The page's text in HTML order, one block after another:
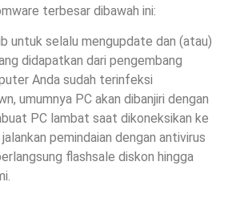
terbesar dibawah ini:
untuk selalu mengupdate dan (atau)
didapatkan dari pengembang
Anda sudah terinfeksi
umumnya PC akan dibanjiri dengan
PC lambat saat dikoneksikan ke
pemindaian dengan antivirus
flashsale diskon hingga